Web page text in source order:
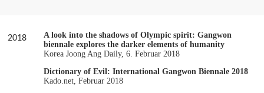
2018
A look into the shadows of Olympic spirit: Gangwon
biennale explores the darker elements of humanity
Korea Joong Ang Daily, 6. Februar 2018
Dictionary of Evil: International Gangwon Biennale 2018
Kado.net, Februar 2018